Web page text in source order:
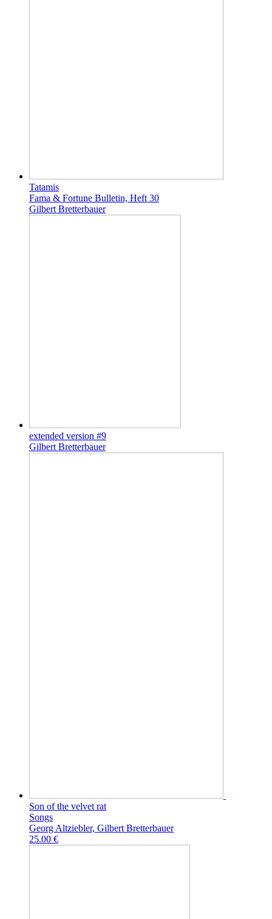
Tatamis
Fama & Fortune Bulletin, Heft 30
Gilbert Bretterbauer
extended version #9
Gilbert Bretterbauer
Son of the velvet rat
Songs
Georg Altziebler, Gilbert Bretterbauer
25.00 €